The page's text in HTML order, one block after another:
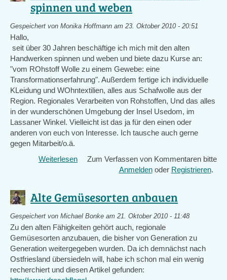
Imkerei
spinnen und weben
Gespeichert von Monika Hoffmann am 23. Oktober 2010 - 20:51
Hallo,
seit über 30 Jahren beschäftige ich mich mit den alten
Handwerken spinnen und weben und biete dazu Kurse an:
"vom ROhstoff Wolle zu einem Gewebe: eine
Transformationserfahrung". Außerdem fertige ich individuelle
KLeidung und WOhntextilien, alles aus Schafwolle aus der
Region. Regionales Verarbeiten von Rohstoffen, Und das alles
in der wunderschönen Umgebung der Insel Usedom, im
Lassaner Winkel. Vielleicht ist das ja für den einen oder
anderen von euch von Interesse. Ich tausche auch gerne
gegen Mitarbeit/o.ä.
Weiterlesen über
spinnen
und
weben
Zum Verfassen von Kommentaren bitte
Anmeldenoder Registrieren.
Alte Gemüsesorten anbauen
Gespeichert von Michael Bonke am 21. Oktober 2010 - 11:48
Zu den alten Fähigkeiten gehört auch, regionale
Gemüsesorten anzubauen, die bisher von Generation zu
Generation weitergegeben wurden. Da ich demnächst nach
Ostfriesland übersiedeln will, habe ich schon mal ein wenig
recherchiert und diesen Artikel gefunden: